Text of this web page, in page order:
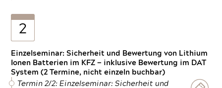
2
Einzelseminar: Sicherheit und Bewertung von Lithium
Ionen Batterien im KFZ — inklusive Bewertung im DAT
System (2 Termine, nicht einzeln buchbar)
Termin 2/2: Einzelseminar: Sicherheit und